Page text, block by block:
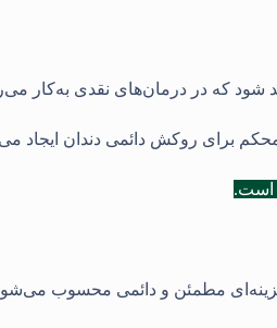
شود که در درمان‌های نقدی به‌کار
برای روکش دائمی دندان ایجاد
است.
گزینه‌ای مطمئن و دائمی محسوب